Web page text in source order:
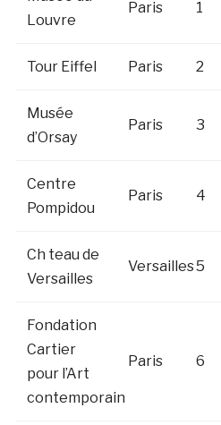
Louvre
Paris 1
Tour Eiffel Paris 2
Musée
d’Orsay
Paris 3
Centre
Pompidou
Paris 4
Ch teau de
Versailles
Versailles5
Fondation
Cartier
pour l’Art
contemporain
Paris 6